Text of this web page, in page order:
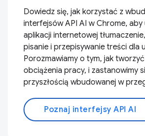
Dowiedz się, jak korzystać z
interfejsów API AI w Chrome, aby
aplikacji internetowej
pisanie i przepisywanie treści dla
Porozmawiamy o tym, jak
obciążenia pracy, i zastanowimy
przyszłością wbudowanej w
Poznaj interfejsy API AI